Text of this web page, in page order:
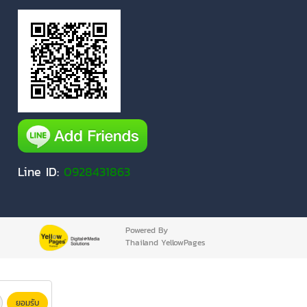
Line ID: 0928431863
Powered By
Thailand YellowPages
ยอมรับ